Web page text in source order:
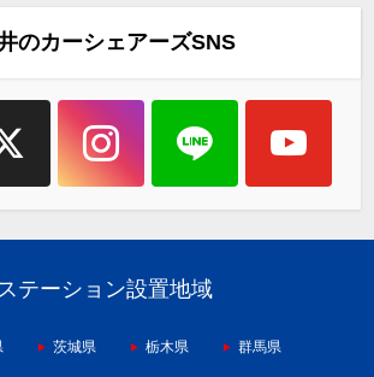
のカーシェアーズSNS
ステーション設置地域
茨城県 栃木県 群馬県